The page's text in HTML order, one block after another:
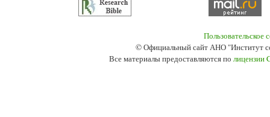
Пользовательское
© Официальный сайт АНО "Институт
Все материалы предоставляются по лицензии